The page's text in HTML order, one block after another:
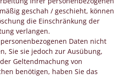
geschah / geschieht, können
die Einschränkung der
verlangen.
Daten nicht
Sie sie jedoch zur Ausübung,
Geltendmachung von
benötigen, haben Sie das